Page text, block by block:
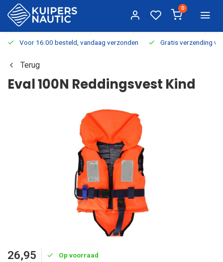
0
Voor 16:00 besteld, vandaag verzonden Gratis verzending
Terug
Eval 100N Reddingsvest Kind
26,95 Op voorraad